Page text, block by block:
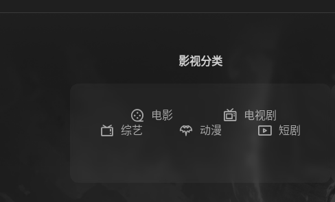
影视分类
电影
电视剧
综艺
动漫 短剧